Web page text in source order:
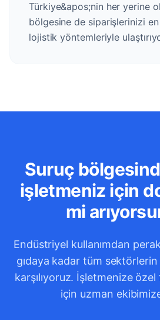
Türkiye&apos;nin her yerine
bölgesine de siparişlerinizi en
lojistik yöntemleriyle
Suruç
işletmeniz için
mi
Endüstriyel kullanımdan
gıdaya kadar tüm sektörlerin
karşılıyoruz. İşletmenize
için uzman ekibimize